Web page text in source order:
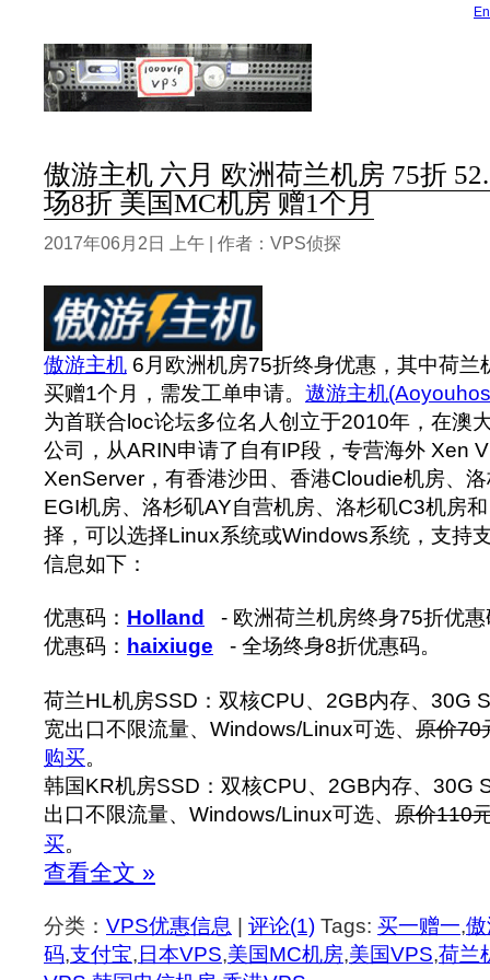
傲游主机 六月 欧洲荷兰机房 75折
场8折 美国MC机房 赠1个月
2017年06月2日 上午 | 作者：VPS侦探
傲游主机 6月欧洲机房75折终身优惠，其中荷兰
买赠1个月，需发工单申请。 遨游主机
为首联合loc论坛多位名人创立于2010年，在澳
公司，从ARIN申请了自有IP段，专营海外 Xen
XenServer，有香港沙田、香港Cloudie机房、
EGI机房、洛杉矶AY自营机房、洛杉矶C3机房
择，可以选择Linux系统或Windows系统，支持
信息如下：
优惠码： Holland
- 欧洲荷兰机房终身75折优惠
优惠码： haixiuge - 全场终身8折优惠码。
荷兰HL机房SSD：双核CPU、2GB内存、30G
宽出口不限流量、Windows/Linux可选、 原价70
购买。
韩国KR机房SSD：双核CPU、2GB内存、30G
出口不限流量、Windows/Linux可选、 原价110
买。
查看全文 »
分类： VPS优惠信息 评论(1) Tags: 买一赠一,
码,支付宝, 日本VPS,美国MC机房,美国VPS,荷兰